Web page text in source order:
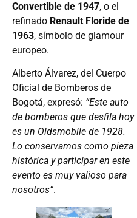
Convertible de 1947, o el
refinado Renault Floride de
1963, símbolo de glamour
europeo.
Alberto Álvarez, del Cuerpo
Oficial de Bomberos de
Bogotá, expresó: “Este auto
de bomberos que desfila hoy
es un Oldsmobile de 1928.
Lo conservamos como pieza
histórica y participar en este
evento es muy valioso para
nosotros”.